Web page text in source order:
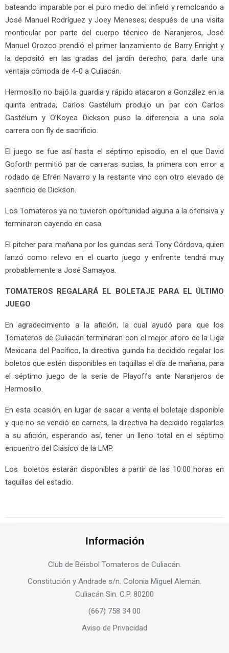
bateando imparable por el puro medio del infield y remolcando a
José Manuel Rodríguez y Joey Meneses; después de una visita
monticular por parte del cuerpo técnico de Naranjeros, José
Manuel Orozco prendió el primer lanzamiento de Barry Enright y
la depositó en las gradas del jardín derecho, para darle una
ventaja cómoda de 4-0 a Culiacán.
Hermosillo no bajó la guardia y rápido atacaron a González en la
quinta entrada, Carlos Gastélum produjo un par con Carlos
Gastélum y O’Koyea Dickson puso la diferencia a una sola
carrera con fly de sacrificio.
El juego se fue así hasta el séptimo episodio, en el que David
Goforth permitió par de carreras sucias, la primera con error a
rodado de Efrén Navarro y la restante vino con otro elevado de
sacrificio de Dickson.
Los Tomateros ya no tuvieron oportunidad alguna a la ofensiva y
terminaron cayendo en casa.
El pitcher para mañana por los guindas será Tony Córdova, quien
lanzó como relevo en el cuarto juego y enfrente tendrá muy
probablemente a José Samayoa.
TOMATEROS REGALARÁ EL BOLETAJE PARA EL ÚLTIMO
JUEGO
En agradecimiento a la afición, la cual ayudó para que los
Tomateros de Culiacán terminaran con el mejor aforo de la Liga
Mexicana del Pacífico, la directiva guinda ha decidido regalar los
boletos que estén disponibles en taquillas el día de mañana, para
el séptimo juego de la serie de Playoffs ante Naranjeros de
Hermosillo.
En esta ocasión, en lugar de sacar a venta el boletaje disponible
y que no se vendió en carnets, la directiva ha decidido regalarlos
a su afición, esperando así, tener un lleno total en el séptimo
encuentro del Clásico de la LMP.
Los boletos estarán disponibles a partir de las 10:00 horas en
taquillas del estadio.
Información
Club de Béisbol Tomateros de Culiacán.
Constitución y Andrade s/n. Colonia Miguel Alemán.
Culiacán Sin. C.P. 80200
(667) 758 34 00
Aviso de Privacidad